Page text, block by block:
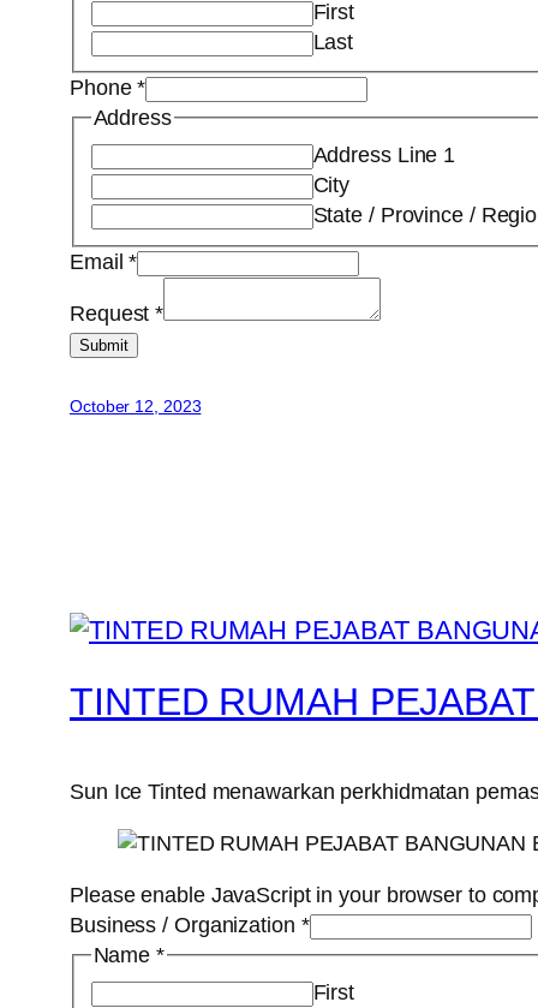
First
Last
Phone*
Address
Address Line 1
City
State / Province /
Email*
Request*
Submit
October 12, 2023
TINTED RUMAH
Sun Ice Tinted menawarkan perkhidmatan
Please enable JavaScript in your browser to
Business / Organization *
Name *
First